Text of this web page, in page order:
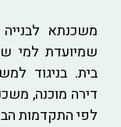
משכנתא
שמיועדת למי
בית. בניגוד
דירה מוכנה,
לפי התקדמות